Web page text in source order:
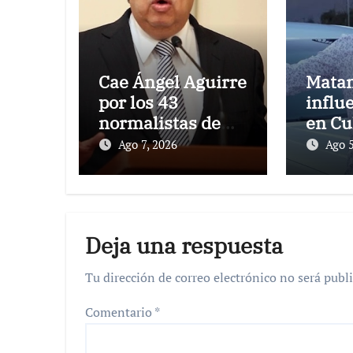
Cae Ángel Aguirre
por los 43
normalistas de
Ayotzinapa
Ago 7, 2026
en
Ago
Deja una respuesta
Tu dirección de correo electrónico no será
Comentario *